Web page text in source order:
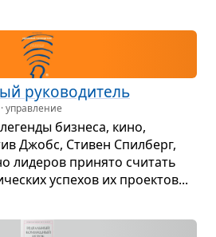
руко­во­ди­тель
управление
биз­неса, кино,
Джобс, Сти­вен Спил­берг,
лиде­ров при­нято счи­тать
успе­хов их про­ек­тов...